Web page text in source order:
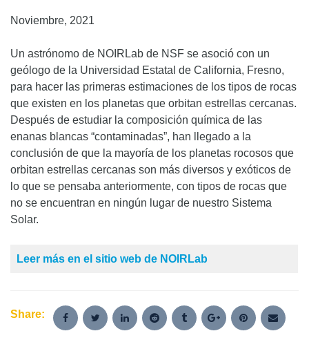
Noviembre, 2021
Un astrónomo de NOIRLab de NSF se asoció con un
geólogo de la Universidad Estatal de California, Fresno,
para hacer las primeras estimaciones de los tipos de rocas
que existen en los planetas que orbitan estrellas cercanas.
Después de estudiar la composición química de las
enanas blancas “contaminadas”, han llegado a la
conclusión de que la mayoría de los planetas rocosos que
orbitan estrellas cercanas son más diversos y exóticos de
lo que se pensaba anteriormente, con tipos de rocas que
no se encuentran en ningún lugar de nuestro Sistema
Solar.
Leer más en el sitio web de NOIRLab
Share: